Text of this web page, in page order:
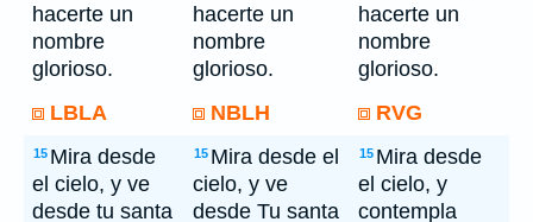
hacerte un
nombre
glorioso.
hacerte un
nombre
glorioso.
hacerte un
nombre
glorioso.
LBLA
NBLH RVG
15 Mira desde
el cielo, y ve
desde tu santa
15 Mira desde el
cielo, y ve
desde Tu santa
15 Mira desde
el cielo, y
contempla